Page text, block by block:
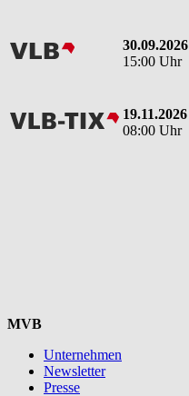
vlb
30.09.2026
15:00 Uhr
vlbtix
19.11.2026
08:00 Uhr
MVB
Unternehmen
Newsletter
Presse